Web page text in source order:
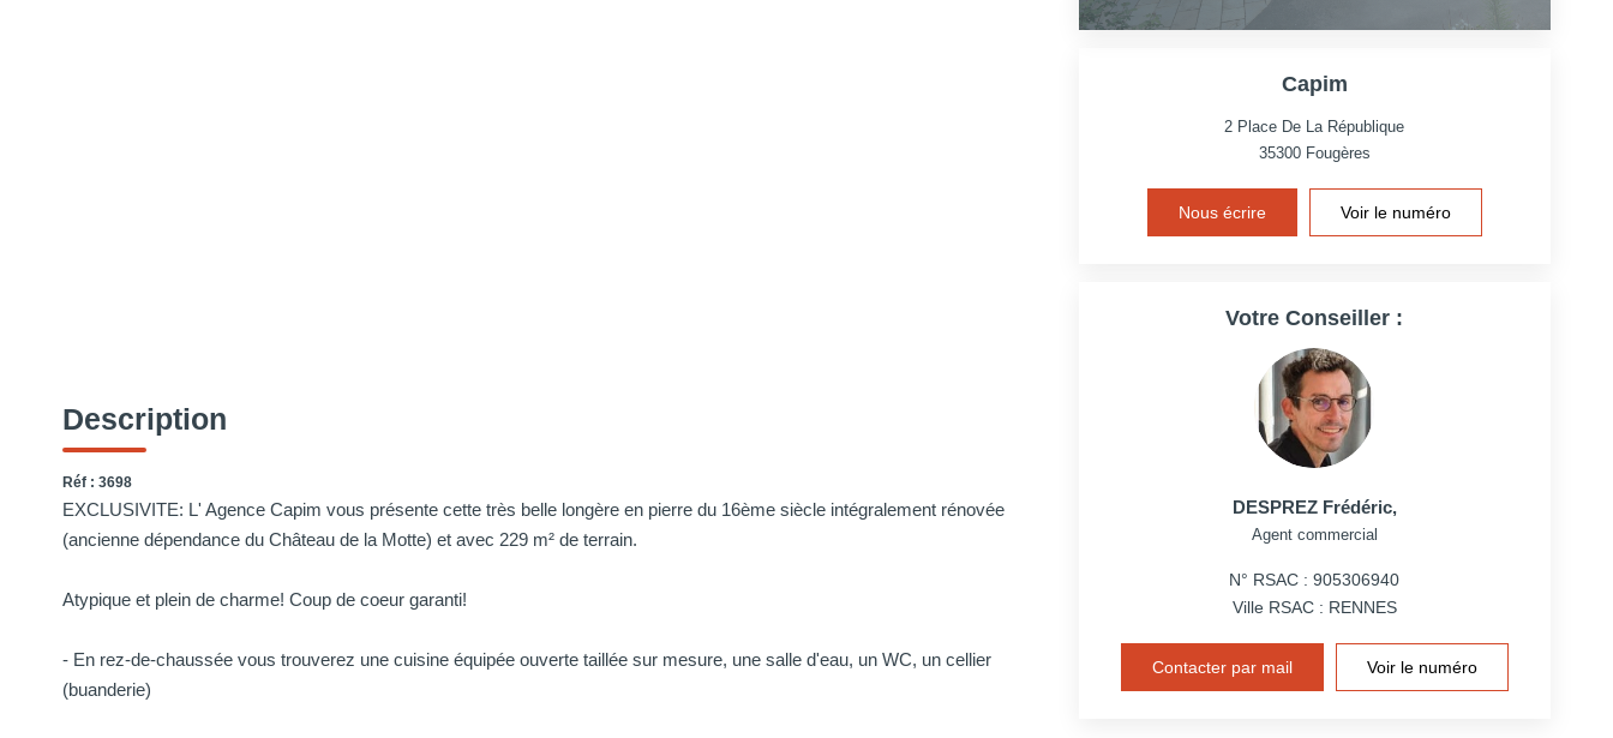
Description
Réf : 3698
EXCLUSIVITE: L' Agence Capim vous présente cette très belle longère en pierre du 16ème siècle intégralement rénovée
(ancienne dépendance du Château de la Motte) et avec 229 m² de terrain.
Atypique et plein de charme! Coup de coeur garanti!
- En rez-de-chaussée vous trouverez une cuisine équipée ouverte taillée sur mesure, une salle d'eau, un WC, un cellier
(buanderie)
Capim
2 Place De La République
35300 Fougères
Nous écrire Voir le numéro
Votre Conseiller :
DESPREZ Frédéric,
Agent commercial
N° RSAC : 905306940
Ville RSAC : RENNES
Contacter par mail Voir le numéro